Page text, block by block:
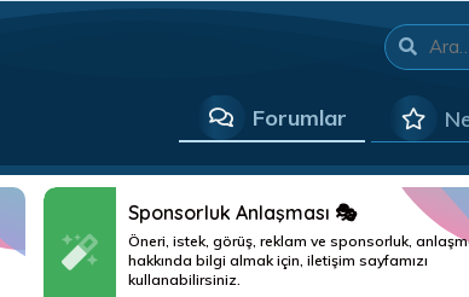
Forumlar
Sponsorluk Anlaşması 🎭
Öneri, istek, görüş, reklam ve sponsorluk,
hakkında bilgi almak için, iletişim sayfamızı
kullanabilirsiniz.